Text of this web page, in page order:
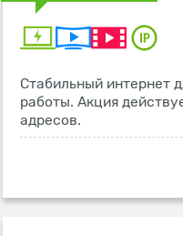
Стабильный интернет
работы. Акция
адресов.